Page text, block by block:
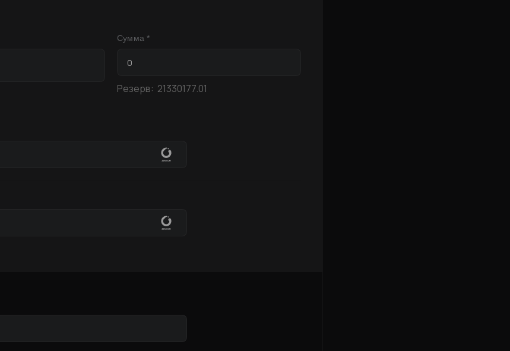
Сумма *
Резерв: 21330177.01